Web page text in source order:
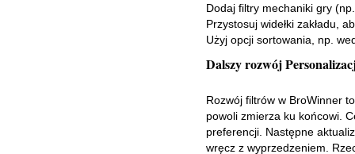
Dodaj filtry mechaniki gry
Przystosuj widełki zakładu,
Użyj opcji sortowania, np.
Dalszy rozwój
Rozwój filtrów w BroWinner
powoli zmierza ku końcowi.
preferencji. Następne
wręcz z wyprzedzeniem.